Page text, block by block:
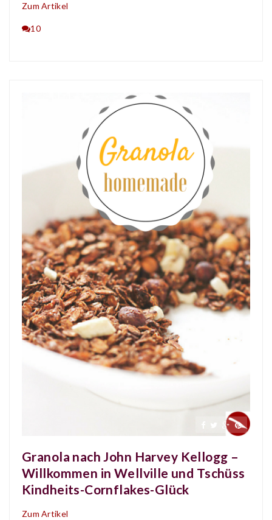
Zum Artikel
10
Granola nach John Harvey Kellogg –
Willkommen in Wellville und Tschüss
Kindheits-Cornflakes-Glück
Zum Artikel